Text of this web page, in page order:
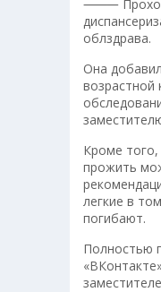
⸻
облздрава.
Она
возрастной
Кроме
прожить
легкие в
погибают.
Полностью